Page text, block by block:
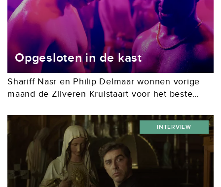
Opgesloten in de kast
Shariff Nasr en Philip Delmaar wonnen vorige
maand de Zilveren Krulstaart voor het beste
prachtige bekroning voor het passion-project El
Houb, waar...
INTERVIEW